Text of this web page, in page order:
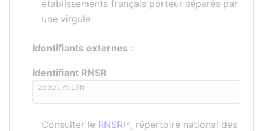
établissements français porteur séparés par
une virgule
Identifiants externes :
Identifiant RNSR
Consulter le RNSR
, répertoire national des